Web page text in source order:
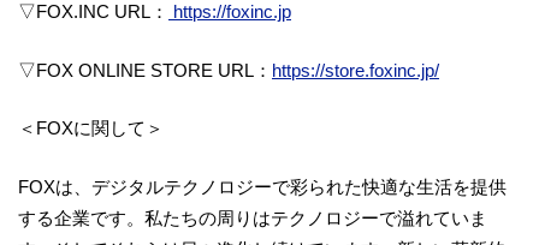
▽FOX.INC URL： https://foxinc.jp
▽FOX ONLINE STORE URL： https://store.foxinc.jp/
＜FOXに関して＞
FOXは、デジタルテクノロジーで彩られた快適な生活を提供
する企業です。私たちの周りはテクノロジーで溢れていま